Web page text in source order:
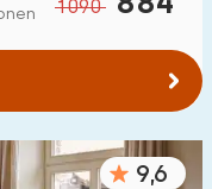
km):
1090
9,6